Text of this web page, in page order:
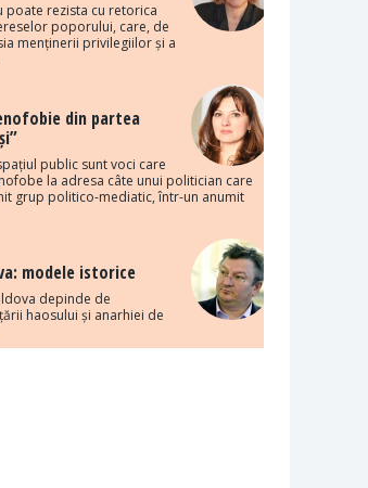
poate rezista cu retorica
poporului, care, de
menținerii privilegiilor și a
din partea
public sunt voci care
la adresa câte unui politician care
grup politico-mediatic, într-un anumit
modele istorice
depinde de
haosului și anarhiei de